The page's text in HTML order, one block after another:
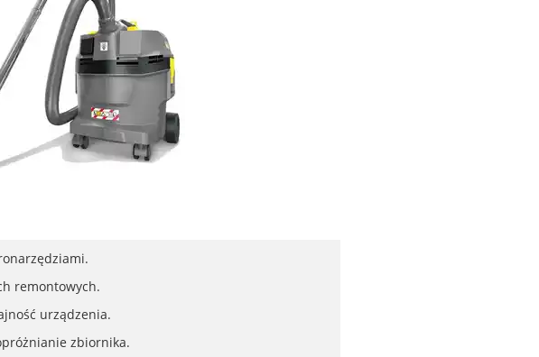
remontowych.
urządzenia.
zbiornika.